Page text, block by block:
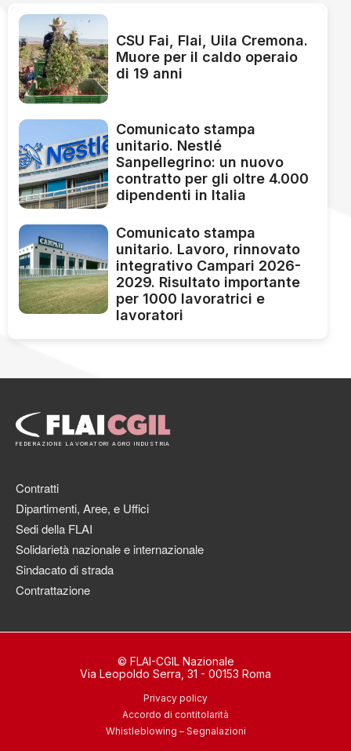
CSU Fai, Flai, Uila Cremona.
Muore per il caldo operaio
di 19 anni
Comunicato stampa
unitario. Nestlé
Sanpellegrino: un nuovo
contratto per gli oltre 4.000
dipendenti in Italia
Comunicato stampa
unitario. Lavoro, rinnovato
integrativo Campari 2026-
2029. Risultato importante
per 1000 lavoratrici e
lavoratori
FEDERAZIONE LAVORATORI AGRO INDUSTRIA
Contratti
Dipartimenti, Aree, e Uffici
Sedi della FLAI
Solidarietà nazionale e internazionale
Sindacato di strada
Contrattazione
© FLAI-CGIL Nazionale
Via Leopoldo Serra, 31 - 00153 Roma
Privacy policy
Accordo di contitolarità
Whistleblowing – Segnalazioni